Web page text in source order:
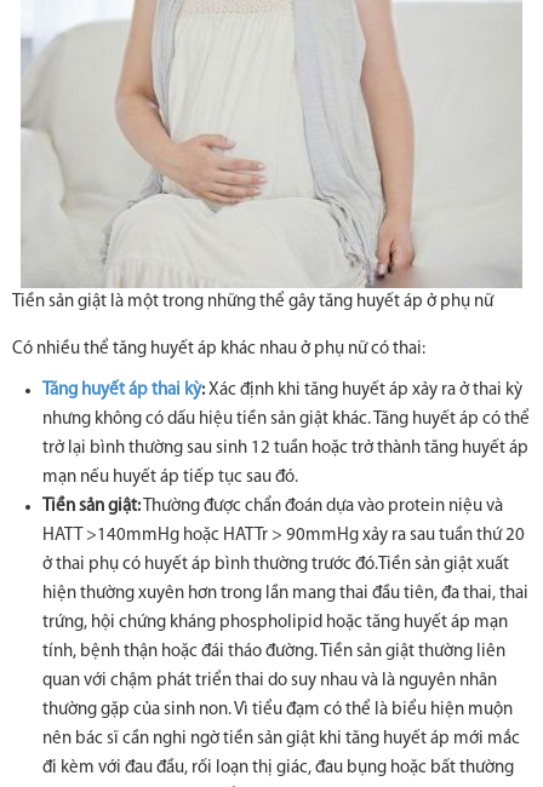
Tiền sản giật là một trong những thể gây tăng huyết áp ở phụ nữ
Có nhiều thể tăng huyết áp khác nhau ở phụ nữ có thai:
Tăng huyết áp thai kỳ: Xác định khi tăng huyết áp xảy ra ở thai kỳ
nhưng không có dấu hiệu tiền sản giật khác. Tăng huyết áp có thể
trở lại bình thường sau sinh 12 tuần hoặc trở thành tăng huyết áp
mạn nếu huyết áp tiếp tục sau đó.
Tiền sản giật: Thường được chẩn đoán dựa vào protein niệu và
HATT >140mmHg hoặc HATTr > 90mmHg xảy ra sau tuần thứ 20
ở thai phụ có huyết áp bình thường trước đó.Tiền sản giật xuất
hiện thường xuyên hơn trong lần mang thai đầu tiên, đa thai, thai
trứng, hội chứng kháng phospholipid hoặc tăng huyết áp mạn
tính, bệnh thận hoặc đái tháo đường. Tiền sản giật thường liên
quan với chậm phát triển thai do suy nhau và là nguyên nhân
thường gặp của sinh non. Vì tiểu đạm có thể là biểu hiện muộn
nên bác sĩ cần nghi ngờ tiền sản giật khi tăng huyết áp mới mắc
đi kèm với đau đầu, rối loạn thị giác, đau bụng hoặc bất thường